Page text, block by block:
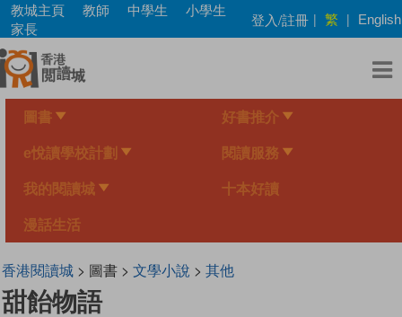
Skip
main
content
教城主頁 教師 中學生
小學生
家長
登入/註冊 | 繁 | English
圖書 好書推介
e悅讀學校計劃 閱讀服務
我的閱讀城 十本好讀
漫話生活
香港閱讀城> 圖書 > 文學小說 > 其他
甜飴物語